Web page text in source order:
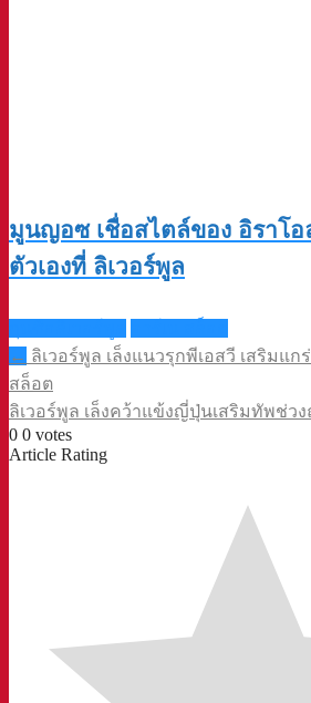
มูนญอซ เชื่อสไตล์ของ อิราโอ
ตัวเองที่ ลิเวอร์พูล
Post
navigation
← ลิเวอร์พูล เล็งแนวรุกพีเอสวี เสริมแก
สล็อต
ลิเวอร์พูล เล็งคว้าแข้งญี่ปุ่นเสริมทัพช่ว
0 0 votes
Article Rating